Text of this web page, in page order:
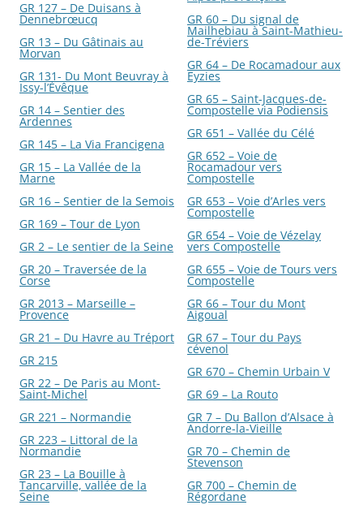
GR 127 – De Duisans à
Dennebrœucq
GR 13 – Du Gâtinais au
Morvan
GR 131- Du Mont Beuvray à
Issy-l’Évêque
GR 14 – Sentier des
Ardennes
GR 145 – La Via Francigena
GR 15 – La Vallée de la
Marne
GR 16 – Sentier de la Semois
GR 169 – Tour de Lyon
GR 2 – Le sentier de la Seine
GR 20 – Traversée de la
Corse
GR 2013 – Marseille –
Provence
GR 21 – Du Havre au Tréport
GR 215
GR 22 – De Paris au Mont-
Saint-Michel
GR 221 – Normandie
GR 223 – Littoral de la
Normandie
GR 23 – La Bouille à
Tancarville, vallée de la
Seine
GR 60 – Du signal de
Mailhebiau à Saint-Mathieu-
de-Tréviers
GR 64 – De Rocamadour aux
Eyzies
GR 65 – Saint-Jacques-de-
Compostelle via Podiensis
GR 651 – Vallée du Célé
GR 652 – Voie de
Rocamadour vers
Compostelle
GR 653 – Voie d’Arles vers
Compostelle
GR 654 – Voie de Vézelay
vers Compostelle
GR 655 – Voie de Tours vers
Compostelle
GR 66 – Tour du Mont
Aigoual
GR 67 – Tour du Pays
cévenol
GR 670 – Chemin Urbain V
GR 69 – La Routo
GR 7 – Du Ballon d’Alsace à
Andorre-la-Vieille
GR 70 – Chemin de
Stevenson
GR 700 – Chemin de
Régordane